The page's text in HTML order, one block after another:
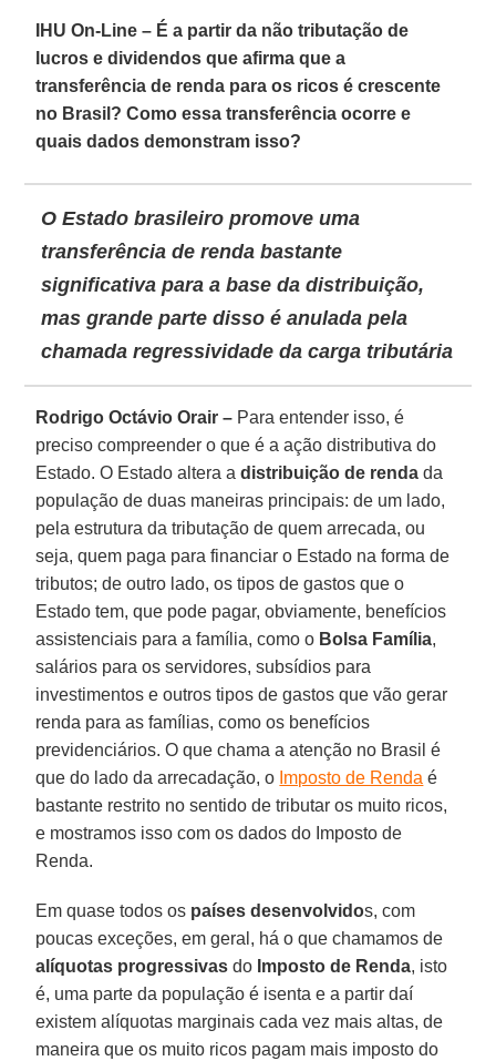
IHU On-Line – É a partir da não tributação de
lucros e dividendos que afirma que a
transferência de renda para os ricos é crescente
no Brasil? Como essa transferência ocorre e
quais dados demonstram isso?
O Estado brasileiro promove uma
transferência de renda bastante
significativa para a base da distribuição,
mas grande parte disso é anulada pela
chamada regressividade da carga tributária
Rodrigo Octávio Orair – Para entender isso, é
preciso compreender o que é a ação distributiva do
Estado. O Estado altera adistribuição de renda da
população de duas maneiras principais: de um lado,
pela estrutura da tributação de quem arrecada, ou
seja, quem paga para financiar o Estado na forma de
tributos; de outro lado, os tipos de gastos que o
Estado tem, que pode pagar, obviamente, benefícios
assistenciais para a família, como o Bolsa Família,
salários para os servidores, subsídios para
investimentos e outros tipos de gastos que vão gerar
renda para as famílias, como os benefícios
previdenciários. O que chama a atenção no Brasil é
que do lado da arrecadação, o Imposto de Renda é
bastante restrito no sentido de tributar os muito ricos,
e mostramos isso com os dados do Imposto de
Renda.
Em quase todos os países desenvolvidos, com
poucas exceções, em geral, há o que chamamos de
alíquotas progressivas do Imposto de Renda, isto
é, uma parte da população é isenta e a partir daí
existem alíquotas marginais cada vez mais altas, de
maneira que os muito ricos pagam mais imposto do